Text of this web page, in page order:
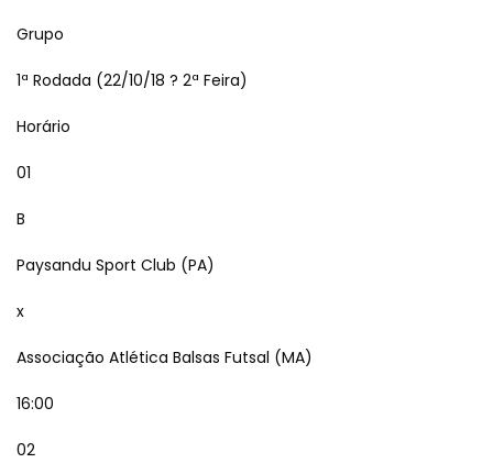
Grupo
1ª Rodada (22/10/18 ? 2ª Feira)
Horário
01
B
Paysandu Sport Club (PA)
x
Associação Atlética Balsas Futsal (MA)
16:00
02